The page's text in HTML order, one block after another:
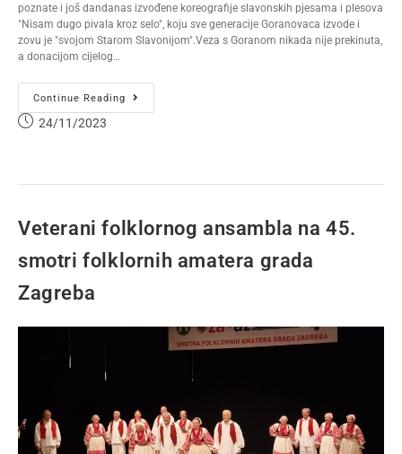
poznate i još dandanas izvođene koreografije slavonskih pjesama i plesova
"Nisam dugo pivala kroz selo", koju sve generacije Goranovaca izvode i
zovu je "svojom Starom Slavonijom".Veza s Goranom nikada nije prekinuta,
a donacijom cijelog…
Continue Reading
24/11/2023
Veterani folklornog ansambla na 45.
smotri folklornih amatera grada
Zagreba